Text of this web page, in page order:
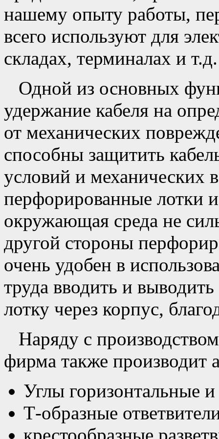
нашему опыту работы,
всего используют для
складах, терминалах и т.д.
Одной из основных
удержание кабеля на
от механических
способны защитить
условий и механических
перфорированные лотки
окружающая среда не
другой стороны
очень удобен в
труда вводить и
лотку через корпус,
Наряду с
фирма также производит
Углы горизонтальные
Т-образные